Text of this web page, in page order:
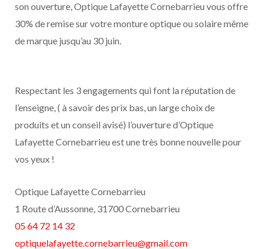
son ouverture, Optique Lafayette Cornebarrieu vous offre
30% de remise sur votre monture optique ou solaire même
de marque jusqu’au 30 juin.
Respectant les 3 engagements qui font la réputation de
l’enseigne, ( à savoir des prix bas, un large choix de
produits et un conseil avisé) l’ouverture d’Optique
Lafayette Cornebarrieu est une très bonne nouvelle pour
vos yeux !
Optique Lafayette Cornebarrieu
1 Route d’Aussonne, 31700 Cornebarrieu
05 64 72 14 32
optiquelafayette.cornebarrieu@gmail.com